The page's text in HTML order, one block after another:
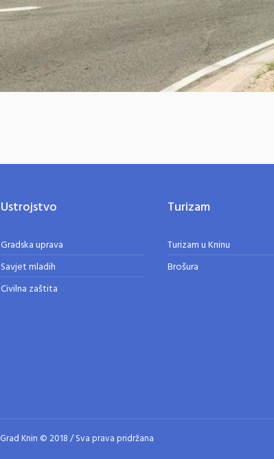
Ustrojstvo
Gradska uprava
Savjet mladih
Civilna zaštita
Turizam
Turizam u Kninu
Brošura
Grad Knin © 2018 / Sva prava pridržana